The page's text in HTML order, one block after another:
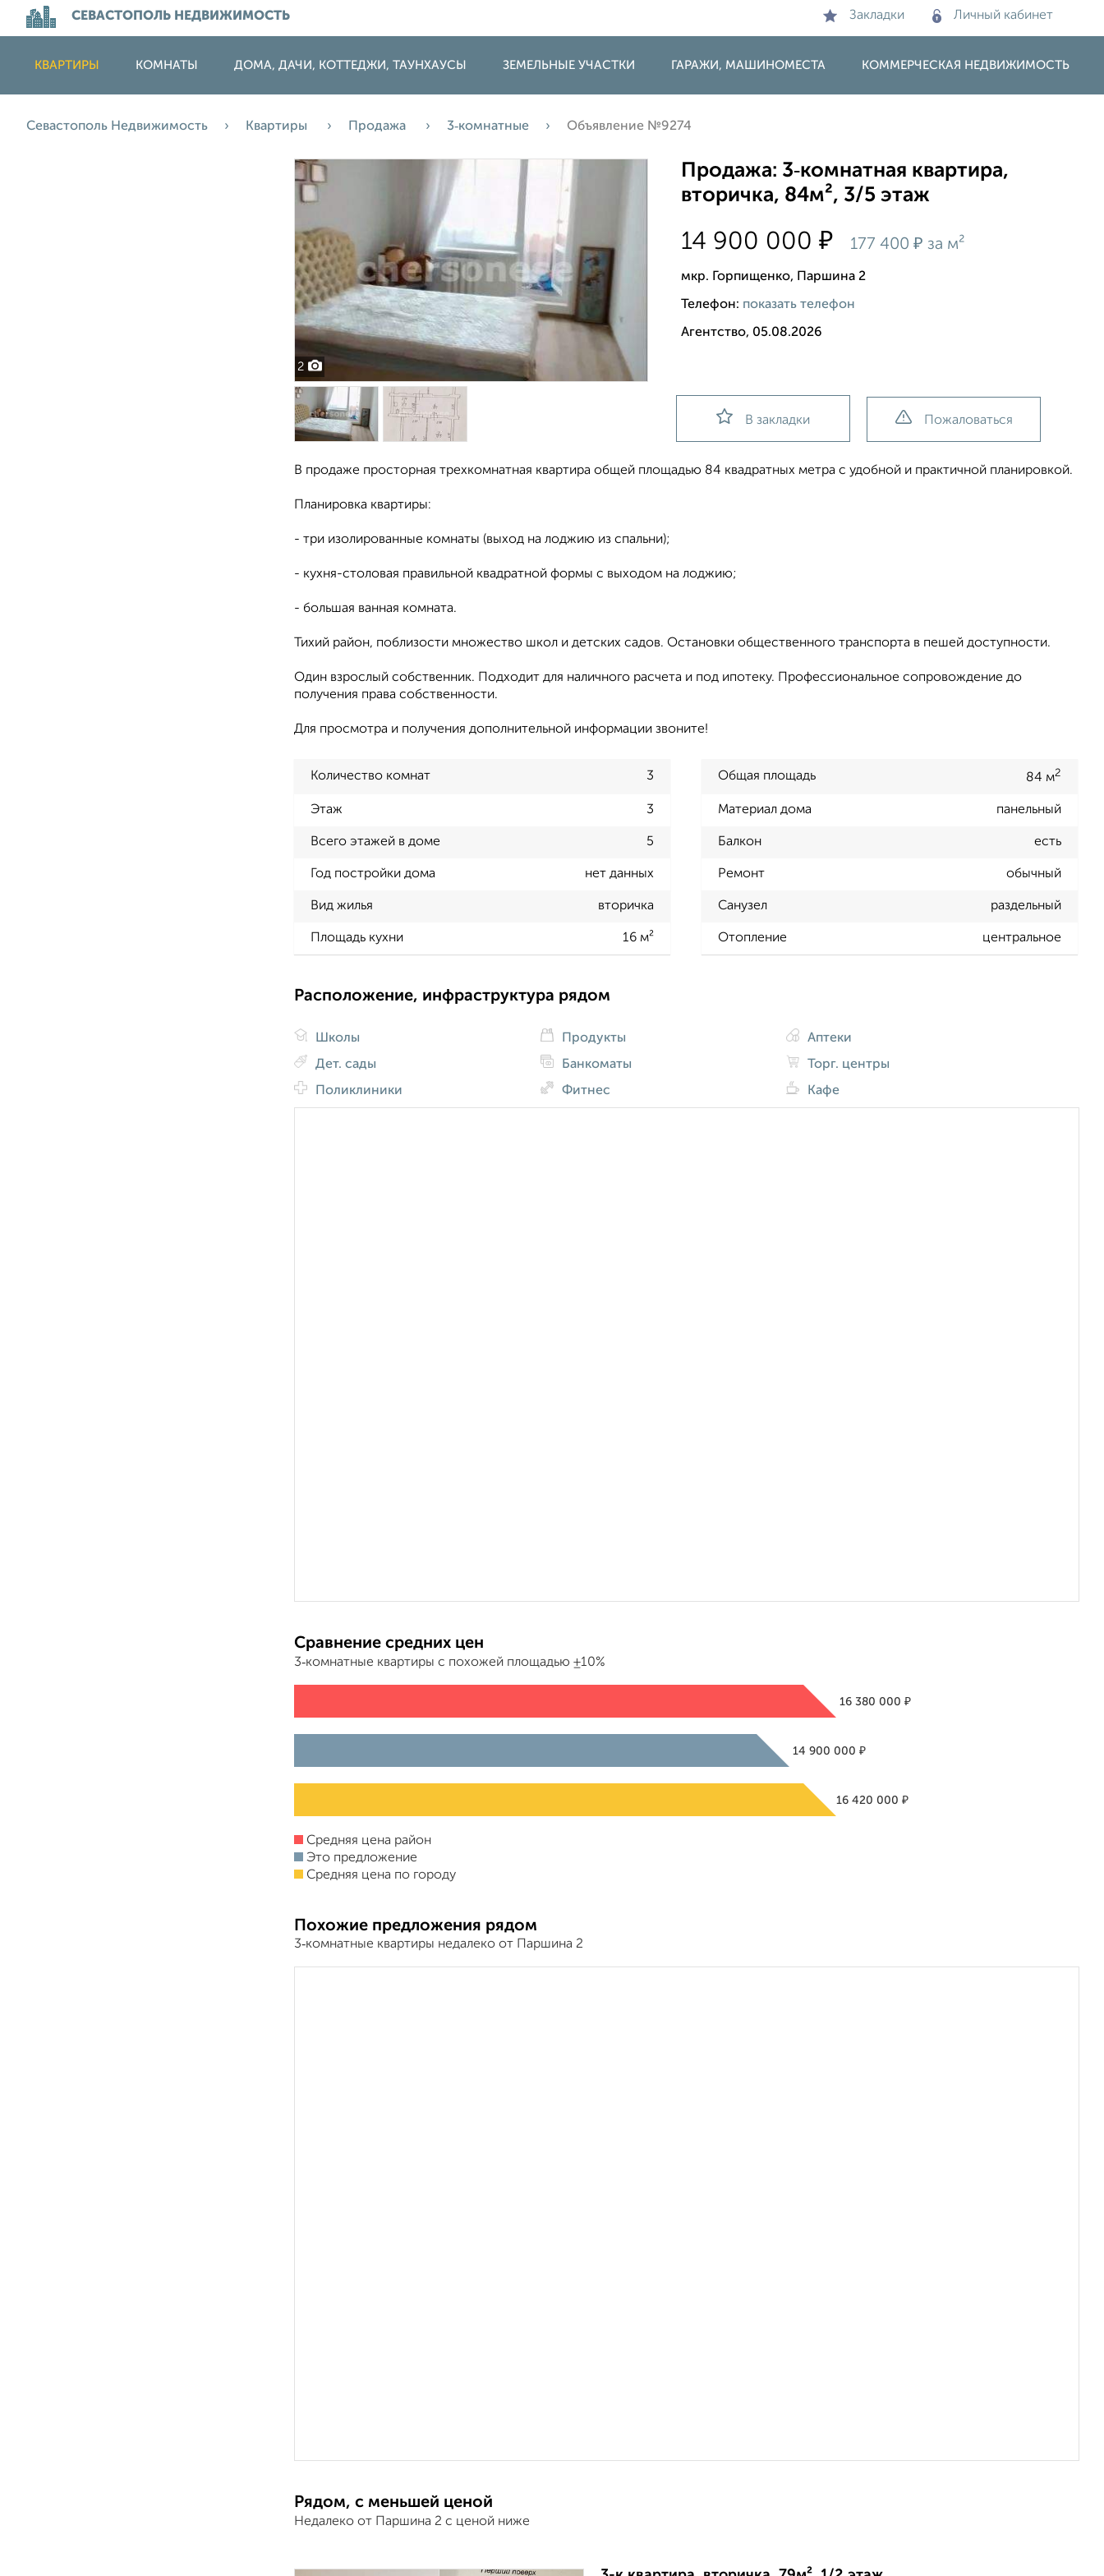
СЕВАСТОПОЛЬ НЕДВИЖИМОСТЬ Закладки Личный кабинет
КВАРТИРЫ КОМНАТЫ ДОМА, ДАЧИ, КОТТЕДЖИ, ТАУНХАУСЫ ЗЕМЕЛЬНЫЕ УЧАСТКИ ГАРАЖИ, МАШИНОМЕСТА КОММЕРЧЕСКАЯ НЕДВИЖИМОСТЬ
Севастополь Недвижимость Квартиры Продажа 3‑комнатные Объявление №9274
2
Продажа: 3‑комнатная квартира,
вторичка, 84м², 3/5 этаж
14 900 000₽ 177 400₽ за м²
мкр. Горпищенко, Паршина 2
Телефон: показать телефон
Агентство, 05.08.2026
В закладки Пожаловаться
В продаже просторная трехкомнатная квартира общей площадью 84 квадратных метра с удобной и практичной планировкой.
Планировка квартиры:
- три изолированные комнаты (выход на лоджию из спальни);
- кухня-столовая правильной квадратной формы с выходом на лоджию;
- большая ванная комната.
Тихий район, поблизости множество школ и детских садов. Остановки общественного транспорта в пешей доступности.
Один взрослый собственник. Подходит для наличного расчета и под ипотеку. Профессиональное сопровождение до
получения права собственности.
Для просмотра и получения дополнительной информации звоните!
Количество комнат 3 Общая площадь 84 м2
Этаж 3 Материал дома панельный
Всего этажей в доме 5 Балкон есть
Год постройки дома нет данных Ремонт обычный
Вид жилья вторичка Санузел раздельный
Площадь кухни 16 м² Отопление центральное
Расположение, инфраструктура рядом
Школы
Дет. сады
Поликлиники
Продукты
Банкоматы
Фитнес
Аптеки
Торг. центры
Кафе
Сравнение средних цен
3‑комнатные квартиры с похожей площадью ±10%
16 380 000₽
14 900 000 ₽
16 420 000₽
Средняя цена район
Это предложение
Средняя цена по городу
Похожие предложения рядом
3‑комнатные квартиры недалеко от Паршина 2
Рядом, с меньшей ценой
Недалеко от Паршина 2 с ценой ниже